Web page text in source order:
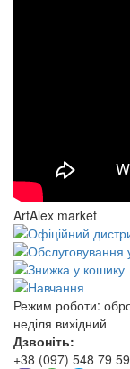
ArtAlex market
Режим роботи:
неділя вихідний
Дзвоніть:
+38 (097) 548 79 59